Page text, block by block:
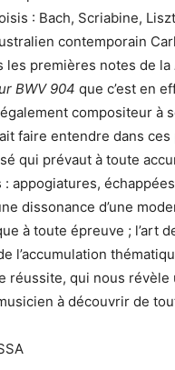
: Bach, Scriabine,
contemporain
les premières notes de la
BWV 904 que c’est en
compositeur à
faire entendre dans ces
qui prévaut à toute
appogiatures,
dissonance d’une
à toute épreuve ; l’art
l’accumulation
réussite, qui nous révèle
à découvrir de